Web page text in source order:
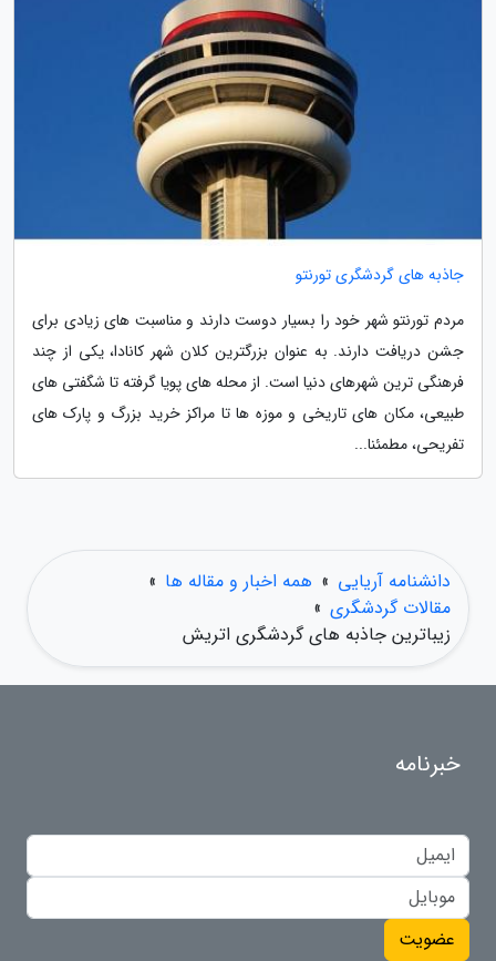
جاذبه های گردشگری تورنتو
مردم تورنتو شهر خود را بسیار دوست دارند و مناسبت­ های زیادی برای
جشن دریافت دارند. به عنوان بزرگترین کلان شهر کانادا، یکی از چند
فرهنگی­ ترین شهر­های دنیا است. از محله­ های پویا گرفته تا شگفتی­ های
طبیعی، مکان ­های تاریخی و موزه ­ها تا مراکز خرید بزرگ و پارک­ های
تفریحی، مطمئنا...
دانشنامه آریایی » همه اخبار و مقاله ها »
مقالات گردشگری »
زیباترین جاذبه های گردشگری اتریش
خبرنامه
عضویت